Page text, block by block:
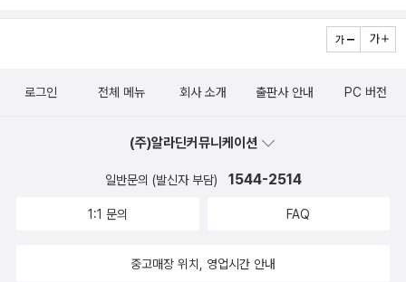
로그인 전체 메뉴 회사 소개 출판사 안내 PC 버전
(주)알라딘커뮤니케이션
일반문의 (발신자 부담) 1544-2514
1:1 문의 FAQ
중고매장 위치, 영업시간 안내